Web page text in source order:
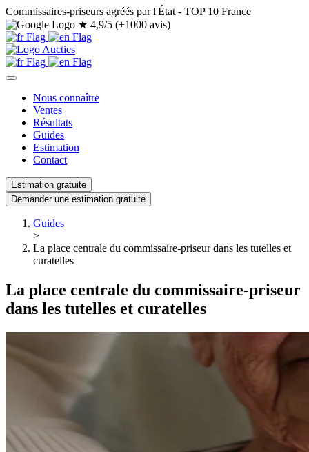
Commissaires-priseurs agréés par l'État - TOP 10 France
★ 4,9/5 (+1000 avis)
Nous connaître
Ventes
Résultats
Guides
Estimation
Contact
Estimation gratuite
Demander une estimation gratuite
Guides
>
La place centrale du commissaire-priseur dans les tutelles et
curatelles
La place centrale du commissaire-priseur
dans les tutelles et curatelles